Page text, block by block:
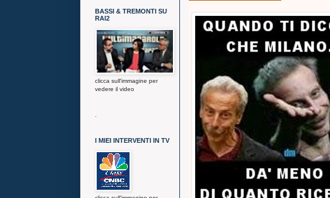
BASSI & TREMONTI SU
RAI2
clicca sull'immagine per
vedere il video
I MIEI INTERVENTI IN TV